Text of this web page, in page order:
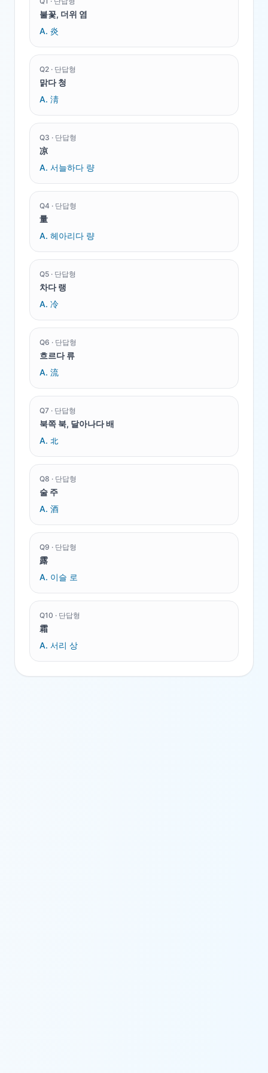
불꽃, 더위 염
A. 炎
Q2 · 단답형
맑다 청
A. 淸
Q3 · 단답형
凉
A. 서늘하다 량
Q4 · 단답형
量
A. 헤아리다 량
Q5 · 단답형
차다 랭
A. 冷
Q6 · 단답형
흐르다 류
A. 流
Q7 · 단답형
북쪽 북, 달아나다 배
A. 北
Q8 · 단답형
술 주
A. 酒
Q9 · 단답형
露
A. 이슬 로
Q10 · 단답형
霜
A. 서리 상